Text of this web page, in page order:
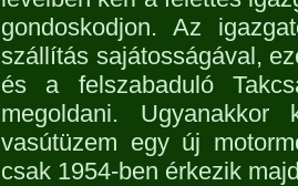
gondoskodjon. Az
szállítás sajátosságával,
és a felszabaduló
megoldani.
vasútüzem egy új
csak 1954-ben érkezik